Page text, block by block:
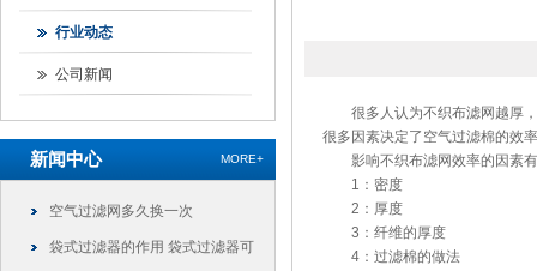
行业动态
公司新闻
新闻中心 MORE+
空气过滤网多久换一次
袋式过滤器的作用 袋式过滤器可
很多人认为不织布滤网 越厚
很多因素决定了空气过滤棉的效
影响不织布滤网效率的因素
1：密度
2：厚度
3：纤维的厚度
4：过滤棉的做法